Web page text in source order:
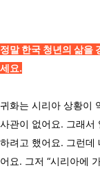
정말 한국 청년의 삶을
세요.
귀화는 시리아 상황이
사관이 없어요. 그래서
하려고 했어요. 그런데
어요. 그저 “시리아에